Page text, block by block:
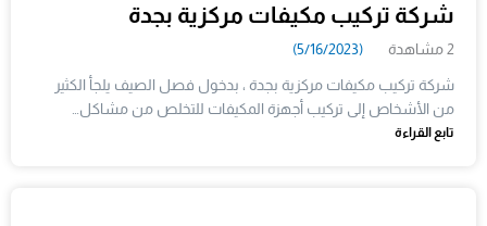
شركة تركيب مكيفات مركزية بجدة
2 مشاهدة (5/16/2023)
شركة تركيب مكيفات مركزية بجدة ، بدخول فصل الصيف يلجأ الكثير
من الأشخاص إلى تركيب أجهزة المكيفات للتخلص من مشاكل…
تابع القراءة